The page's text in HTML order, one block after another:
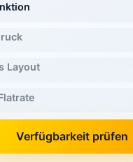
Layout
Verfügbarkeit prüfen